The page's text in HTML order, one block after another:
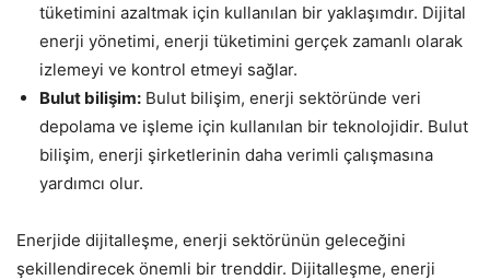
tüketimini azaltmak için kullanılan bir yaklaşımdır. Dijital
enerji yönetimi, enerji tüketimini gerçek zamanlı olarak
izlemeyi ve kontrol etmeyi sağlar.
Bulut bilişim: Bulut bilişim, enerji sektöründe veri
depolama ve işleme için kullanılan bir teknolojidir. Bulut
bilişim, enerji şirketlerinin daha verimli çalışmasına
yardımcı olur.
Enerjide dijitalleşme, enerji sektörünün geleceğini
şekillendirecek önemli bir trenddir. Dijitalleşme, enerji